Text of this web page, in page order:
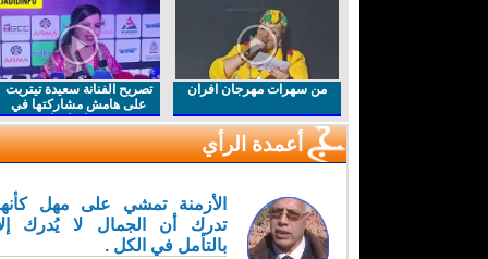
من سهرات مهرجان افران
تصريح الفنانة سعيدة تيتريت
على هامش مشاركتها في
مهرجان افران
أعمدة الرأي
الأزمنة تمشي على مهل كأنها
تدرك أن الجمال لا يُدرك إلا
بالتأمل في الكل .